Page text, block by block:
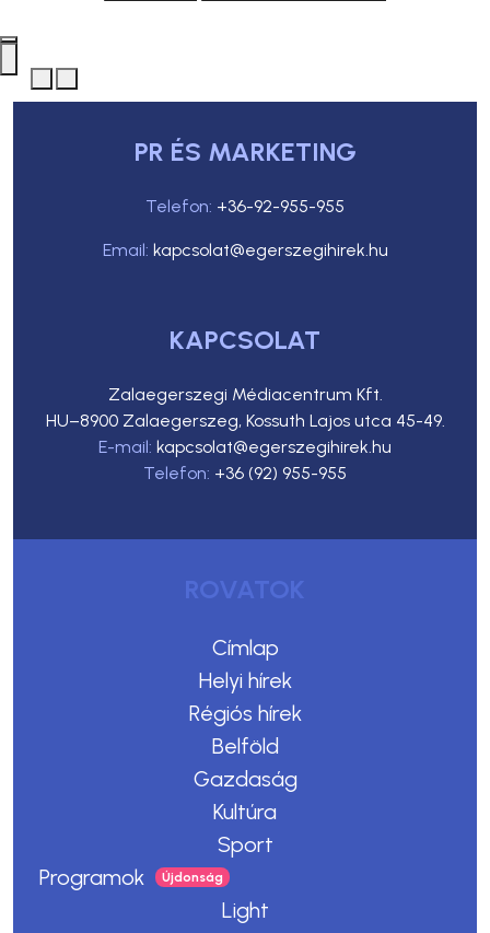
PR ÉS MARKETING
Telefon: +36-92-955-955
Email: kapcsolat@egerszegihirek.hu
KAPCSOLAT
Zalaegerszegi Médiacentrum Kft.
HU–8900 Zalaegerszeg, Kossuth Lajos utca 45-49.
E-mail: kapcsolat@egerszegihirek.hu
Telefon: +36 (92) 955-955
ROVATOK
Címlap
Helyi hírek
Régiós hírek
Belföld
Gazdaság
Kultúra
Sport
Programok
Light